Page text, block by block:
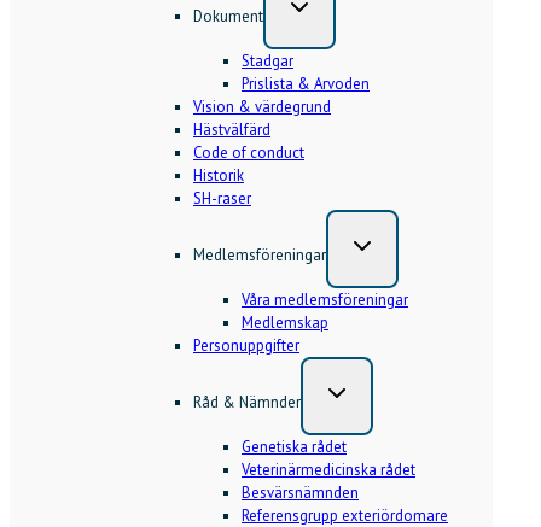
Dokument
Stadgar
Prislista & Arvoden
Vision & värdegrund
Hästvälfärd
Code of conduct
Historik
SH-raser
Medlemsföreningar
Våra medlemsföreningar
Medlemskap
Personuppgifter
Råd & Nämnder
Genetiska rådet
Veterinärmedicinska rådet
Besvärsnämnden
Referensgrupp exteriördomare